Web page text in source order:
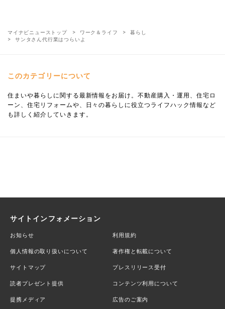
マイナビニューストップ ワーク＆ライフ
暮らし
サンタさん代行業はつらいよ
このカテゴリーについて
住まいや暮らしに関する最新情報をお届け。不動産購入・運用、住宅ロ
ーン、住宅リフォームや、日々の暮らしに役立つライフハック情報など
も詳しく紹介していきます。
サイトインフォメーション
お知らせ 利用規約
個人情報の取り扱いについて 著作権と転載について
サイトマップ プレスリリース受付
読者プレゼント提供 コンテンツ利用について
提携メディア 広告のご案内